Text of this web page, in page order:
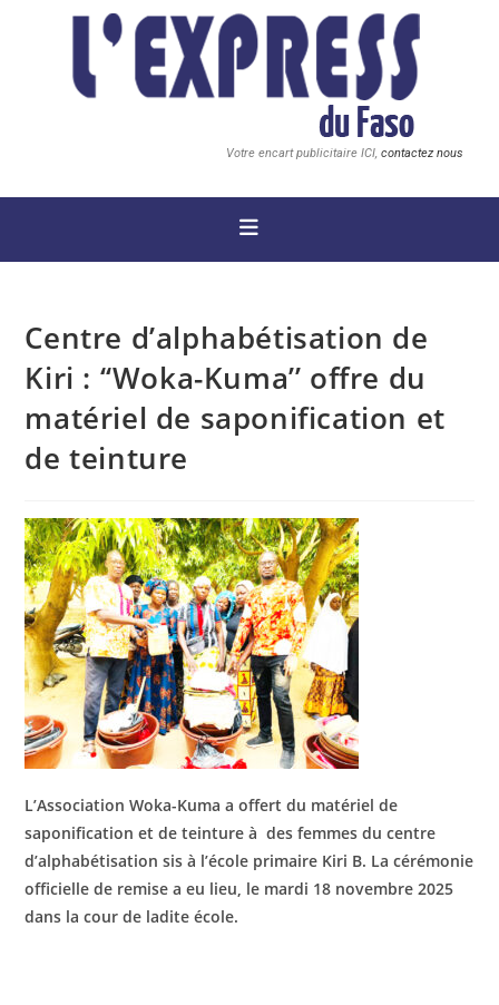
Votre encart publicitaire ICI, contactez nous
Centre d’alphabétisation de
Kiri : ‘‘Woka-Kuma’’ offre du
matériel de saponification et
de teinture
L’Association Woka-Kuma a offert du matériel de
saponification et de teinture à des femmes du centre
d’alphabétisation sis à l’école primaire Kiri B. La cérémonie
officielle de remise a eu lieu, le mardi 18 novembre 2025
dans la cour de ladite école.